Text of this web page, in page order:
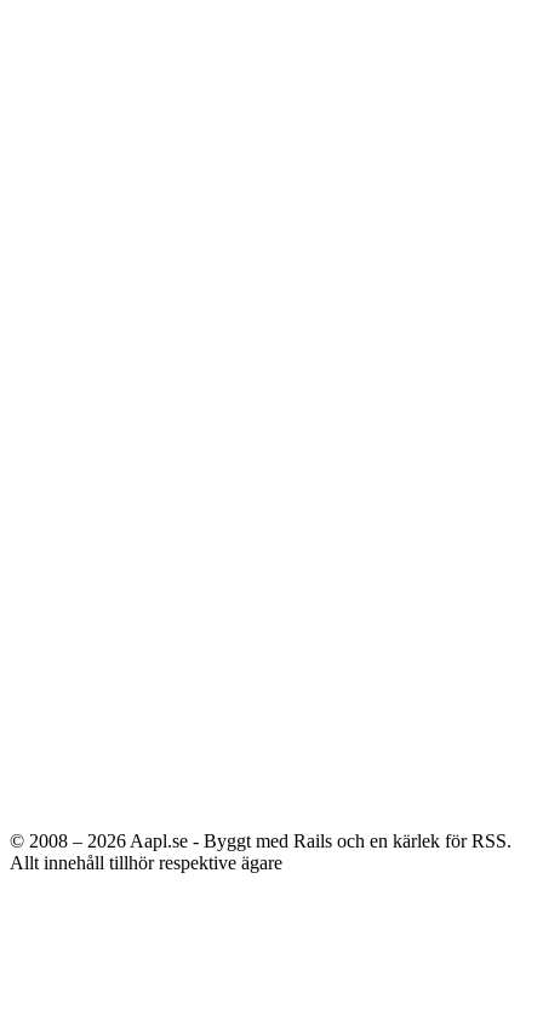
© 2008 – 2026 Aapl.se - Byggt med Rails och en kärlek för RSS.
Allt innehåll tillhör respektive ägare